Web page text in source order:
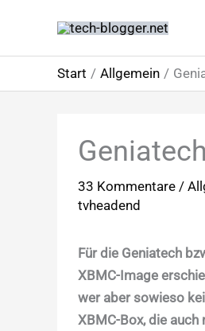
springen
Start Allgemein
33 Kommentare /
tvheadend
Für die Geniatech
XBMC-Image
wer aber sowieso
XBMC-Box, die